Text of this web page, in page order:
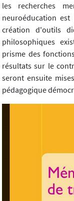
les recherches
neuroéducation
création d'outils
philosophiques
prisme des
résultats sur le
seront ensuite
pédagogique